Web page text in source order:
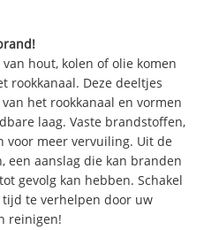
hout, kolen of olie komen
rookkanaal. Deze deeltjes
het rookkanaal en vormen
laag. Vaste brandstoffen,
voor meer vervuiling. Uit de
een aanslag die kan branden
gevolg kan hebben. Schakel
te verhelpen door uw
reinigen!